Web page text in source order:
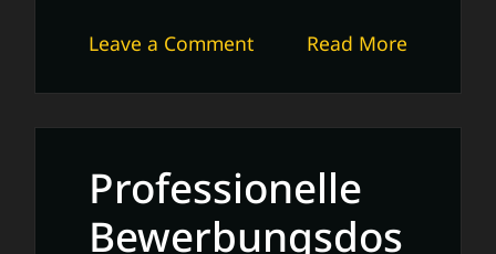
Read More
Leave a Commenton
Bewerbung:
Anschreiben
für
Erfolg
Professionelle
Bewerbungsdos